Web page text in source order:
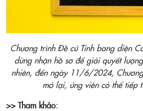
Chương trình Đề cử Tỉnh bang diện
dừng nhận hồ sơ để giải quyết
nhiên, đến ngày 11/6/2024,
mở lại, ứng viên có thể tiếp
>> Tham khảo: